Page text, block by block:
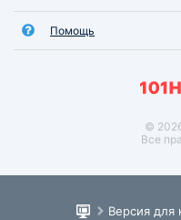
Помощь
©
Все
Версия для